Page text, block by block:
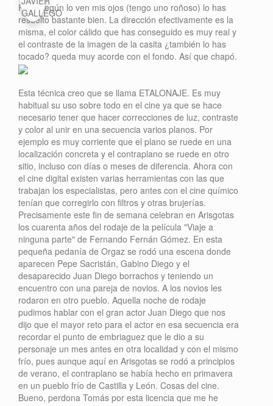
Pues según lo ven mis ojos (tengo uno roñoso) lo has
resuelto bastante bien. La dirección efectivamente es la
misma, el color cálido que has conseguido es muy real y
el contraste de la imagen de la casita ¿también lo has
tocado? queda muy acorde con el fondo. Así que chapó.
Esta técnica creo que se llama ETALONAJE. Es muy
habitual su uso sobre todo en el cine ya que se hace
necesario tener que hacer correcciones de luz, contraste
y color al unir en una secuencia varios planos. Por
ejemplo es muy corriente que el plano se ruede en una
localización concreta y el contraplano se ruede en otro
sitio, incluso con días o meses de diferencia. Ahora con
el cine digital existen varias herramientas con las que
trabajan los especialistas, pero antes con el cine químico
tenían que corregirlo con filtros y otras brujerías.
Precisamente este fin de semana celebran en Arisgotas
los cuarenta años del rodaje de la película "Viaje a
ninguna parte" de Fernando Fernán Gómez. En esta
pequeña pedanía de Orgaz se rodó una escena donde
aparecen Pepe Sacristán, Gabino Diego y el
desaparecido Juan Diego borrachos y teniendo un
encuentro con una pareja de novios. A los novios les
rodaron en otro pueblo. Aquella noche de rodaje
pudimos hablar con el gran actor Juan Diego que nos
dijo que el mayor reto para el actor en esa secuencia era
recordar el punto de embriaguez que le dio a su
personaje un mes antes en otra localidad y con el mismo
frío, pues aunque aquí en Arisgotas se rodó a principios
de verano, el contraplano se había hecho en primavera
en un pueblo frío de Castilla y León. Cosas del cine.
Bueno, perdona Tomás por esta licencia que me he